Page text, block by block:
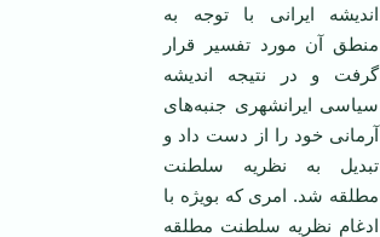
اندیشه ایرانی با توجه به
منطق آن مورد تفسیر قرار
گرفت و در نتیجه اندیشه
سیاسی ایرانشهری جنبه‌های
آرمانی خود را از دست داد و
تبدیل به نظریه سلطنت
مطلقه شد. امری که بویژه با
ادغام نظریه سلطنت مطلقه